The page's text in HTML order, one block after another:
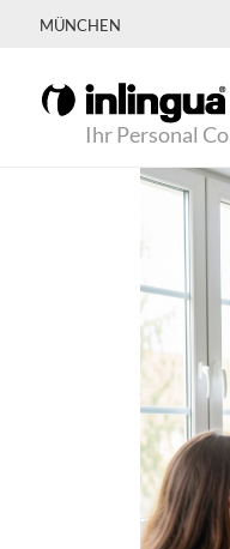
MÜNCHEN
Ihr Personal